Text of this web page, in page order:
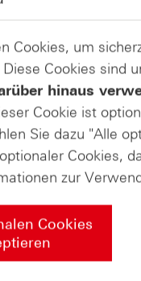
Cookies, um
Cookies sind
hinaus
Cookie ist
Sie dazu "Alle
Cookies,
zur
Cookies